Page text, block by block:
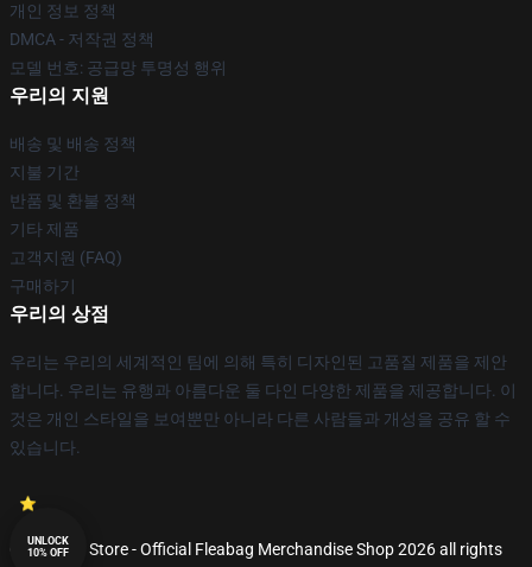
개인 정보 정책
DMCA - 저작권 정책
모델 번호: 공급망 투명성 행위
우리의 지원
배송 및 배송 정책
지불 기간
반품 및 환불 정책
기타 제품
고객지원 (FAQ)
구매하기
우리의 상점
우리는 우리의 세계적인 팀에 의해 특히 디자인된 고품질 제품을 제안
합니다. 우리는 유행과 아름다운 둘 다인 다양한 제품을 제공합니다. 이
것은 개인 스타일을 보여뿐만 아니라 다른 사람들과 개성을 공유 할 수
있습니다.
© Fleabag Store - Official Fleabag Merchandise Shop 2026 all rights
UNLOCK
10% OFF